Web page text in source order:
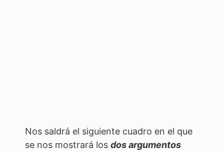
Nos saldrá el siguiente cuadro en el que
se nos mostrará los dos argumentos